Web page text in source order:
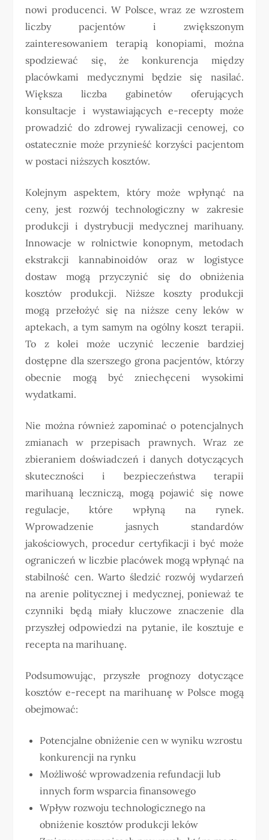
nowi producenci. W Polsce, wraz ze wzrostem
liczby pacjentów i zwiększonym
zainteresowaniem terapią konopiami, można
spodziewać się, że konkurencja między
placówkami medycznymi będzie się nasilać.
Większa liczba gabinetów oferujących
konsultacje i wystawiających e-recepty może
prowadzić do zdrowej rywalizacji cenowej, co
ostatecznie może przynieść korzyści pacjentom
w postaci niższych kosztów.
Kolejnym aspektem, który może wpłynąć na
ceny, jest rozwój technologiczny w zakresie
produkcji i dystrybucji medycznej marihuany.
Innowacje w rolnictwie konopnym, metodach
ekstrakcji kannabinoidów oraz w logistyce
dostaw mogą przyczynić się do obniżenia
kosztów produkcji. Niższe koszty produkcji
mogą przełożyć się na niższe ceny leków w
aptekach, a tym samym na ogólny koszt terapii.
To z kolei może uczynić leczenie bardziej
dostępne dla szerszego grona pacjentów, którzy
obecnie mogą być zniechęceni wysokimi
wydatkami.
Nie można również zapominać o potencjalnych
zmianach w przepisach prawnych. Wraz ze
zbieraniem doświadczeń i danych dotyczących
skuteczności i bezpieczeństwa terapii
marihuaną leczniczą, mogą pojawić się nowe
regulacje, które wpłyną na rynek.
Wprowadzenie jasnych standardów
jakościowych, procedur certyfikacji i być może
ograniczeń w liczbie placówek mogą wpłynąć na
stabilność cen. Warto śledzić rozwój wydarzeń
na arenie politycznej i medycznej, ponieważ te
czynniki będą miały kluczowe znaczenie dla
przyszłej odpowiedzi na pytanie, ile kosztuje e
recepta na marihuanę.
Podsumowując, przyszłe prognozy dotyczące
kosztów e-recept na marihuanę w Polsce mogą
obejmować:
Potencjalne obniżenie cen w wyniku wzrostu
konkurencji na rynku
Możliwość wprowadzenia refundacji lub
innych form wsparcia finansowego
Wpływ rozwoju technologicznego na
obniżenie kosztów produkcji leków